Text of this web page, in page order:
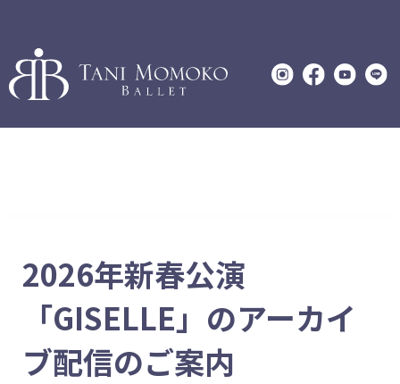
2026年新春公演
「GISELLE」のアーカイ
ブ配信のご案内